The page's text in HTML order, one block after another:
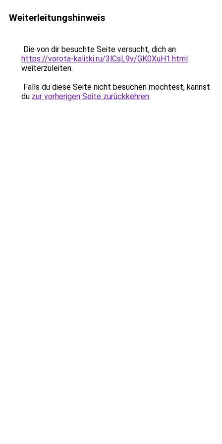
Weiterleitungshinweis
Die von dir besuchte Seite versucht, dich an
https://vorota-kalitki.ru/3lCsL9v/GK0XuH1.html
weiterzuleiten.
Falls du diese Seite nicht besuchen möchtest, kannst
du zur vorherigen Seite zurückkehren.